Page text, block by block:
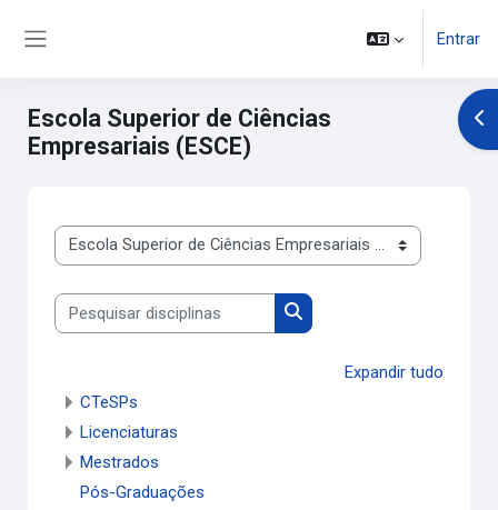
Entrar
Escola Superior de Ciências
Empresariais (ESCE)
Categorias de disciplinas
Pesquisar disciplinas
Pesquisar disciplinas
Expandir tudo
CTeSPs
Licenciaturas
Mestrados
Pós-Graduações